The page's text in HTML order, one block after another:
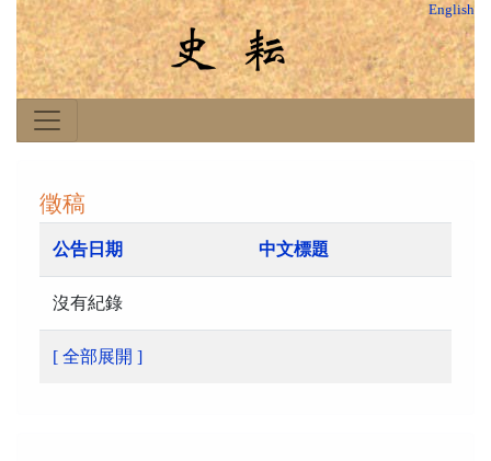
English
徵稿
公告日期 中文標題
沒有紀錄
[ 全部展開 ]